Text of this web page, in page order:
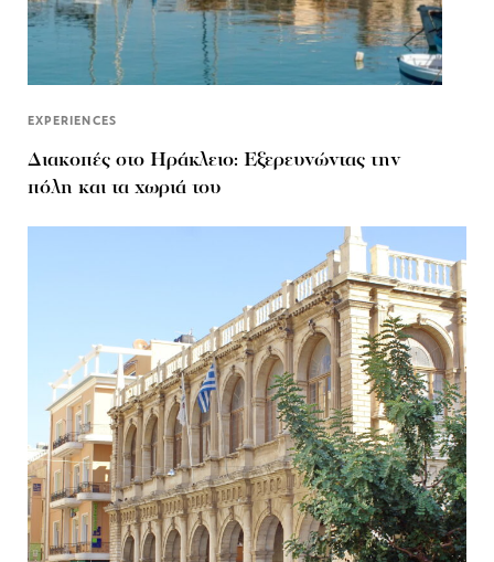
EXPERIENCES
Διακοπές στο Ηράκλειο: Εξερευνώντας την
πόλη και τα χωριά του